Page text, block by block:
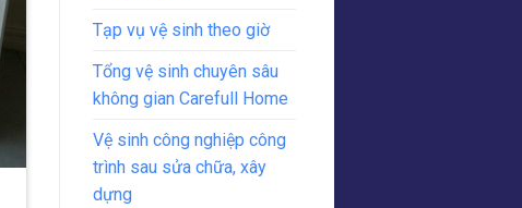
Tạp vụ vệ sinh theo giờ
Tổng vệ sinh chuyên sâu
không gian Carefull Home
Vệ sinh công nghiệp công
trình sau sửa chữa, xây
dựng